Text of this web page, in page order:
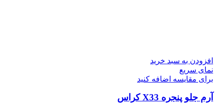
افزودن به سبد خرید
نمای سریع
برای مقایسه اضافه کنید
آرم جلو پنجره X33 کراس